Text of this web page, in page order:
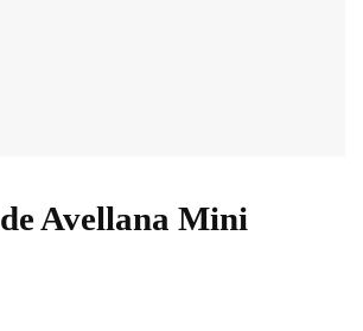
Avellana Mini